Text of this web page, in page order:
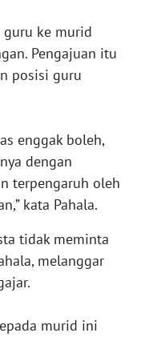
guru ke murid
Pengajuan itu
posisi guru
enggak boleh,
dengan
terpengaruh oleh
kata Pahala.
tidak meminta
melanggar
murid ini